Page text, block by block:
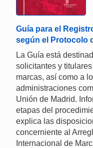
Guía para el
según el Protocolo
La Guía está
solicitantes y
marcas, así como a
administraciones
Unión de Madrid.
etapas del
explica las
concerniente al
Internacional de